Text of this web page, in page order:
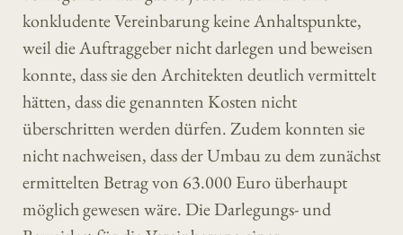
konkludente Vereinbarung keine Anhaltspunkte,
weil die Auftraggeber nicht darlegen und beweisen
konnte, dass sie den Architekten deutlich vermittelt
hätten, dass die genannten Kosten nicht
überschritten werden dürfen. Zudem konnten sie
nicht nachweisen, dass der Umbau zu dem zunächst
ermittelten Betrag von 63.000 Euro überhaupt
möglich gewesen wäre. Die Darlegungs- und